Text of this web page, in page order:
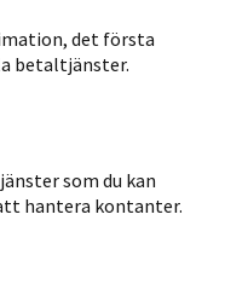
det första
betaltjänster.
som du kan
hantera kontanter.
som
under